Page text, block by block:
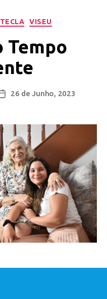
VISEU
Tempo
26 de Junho, 2023